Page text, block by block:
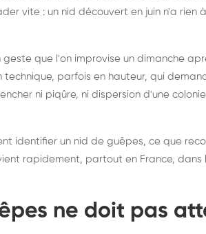
durablement rats et
souris, partout en France
vite : un nid découvert en juin n'a rien
que l'on improvise un dimanche
parfois en hauteur, qui
ni piqûre, ni dispersion d'une
identifier un nid de guêpes, ce que
rapidement, partout en France, dans
ne doit pas